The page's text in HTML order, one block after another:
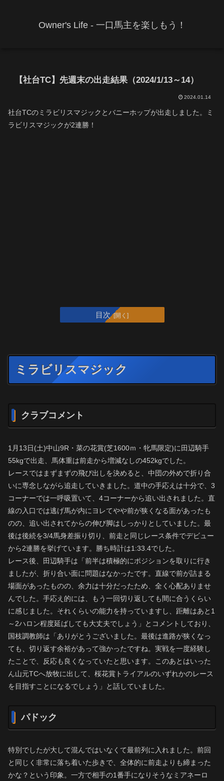
Owner's Life - 一口馬主を楽しもう！
【社台TC】先週末の出走結果（2024/1/13～14）
2024.01.14
社台TCのミラビリスマジックとバニーホップが出走しました。ミ
ラビリスマジックが2連勝！
目次
ミラビリスマジック
クラブコメント
1月13日(土)中山9R・菜の花賞(芝1600ｍ・牝馬限定)に田辺騎手
55kgで出走、馬体重は前走から増減なしの452kgでした。
レースではまずまずの飛び出しを決めると、中団の外めで折り合
いに専念しながら追走していきました。道中の手応えは十分で、3
コーナーでは一呼吸置いて、4コーナーから追い出されました。直
線の入口では逃げ馬が内にヨレてやや前が狭くなる面があったも
のの、追い出されてからの伸び脚はしっかりとしていました。最
後は後続を3/4馬身差振り切り、前走と同じレース条件でデビュー
から2連勝を挙げています。勝ち時計は1:33.4でした。
レース後、田辺騎手は「前半は積極的にポジションを取りに行き
ましたが、折り合い面に問題はなかったです。直線で前が詰まる
場面があったものの、余力は十分だったため、全く心配ありませ
んでした。手応え的には、もう一回切り返しても間に合うくらい
に感じました。それくらいの能力を持っていますし、距離はあと1
～2ハロン程度延ばしても大丈夫でしょう」とコメントしており、
国枝調教師は「ありがとうございました。最後は進路が狭くなっ
ても、切り返す余裕があって強かったですね。実戦を一度経験し
たことで、反応も良くなっていたと思います。このあとはいった
ん山元TCへ放牧に出して、桜花賞トライアルのいずれかのレース
を目指すことになるでしょう」と話していました。
パドック
特別でしたが大して混んではいなくて最前列に入れました。前回
と同じく非常に落ち着いた歩きで、全体的に前走よりも締まった
かな？という印象。一方で相手の1番手になりそうなミアネーロ